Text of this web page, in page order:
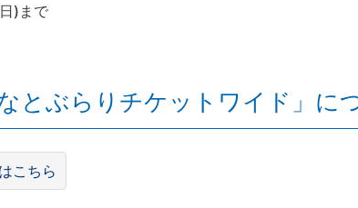
)まで
とぶらりチケットワイド」に
こちら